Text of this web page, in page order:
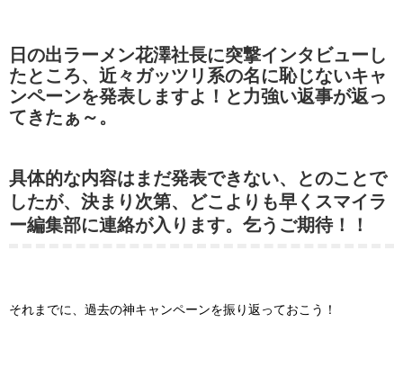
日の出ラーメン花澤社長に突撃インタビューし
たところ、近々ガッツリ系の名に恥じないキャ
ンペーンを発表しますよ！と力強い返事が返っ
てきたぁ～。
具体的な内容はまだ発表できない、とのことで
したが、決まり次第、どこよりも早くスマイラ
ー編集部に連絡が入ります。乞うご期待！！
それまでに、過去の神キャンペーンを振り返っておこう！